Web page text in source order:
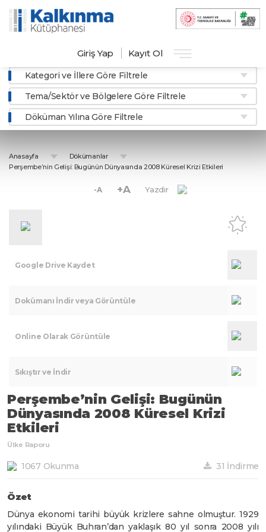
Giriş Yap Kayıt Ol
Kategori ve İllere Göre Filtrele
Tema/Sektör ve Bölgelere Göre Filtrele
Döküman Yılına Göre Filtrele
Anasayfa
Dökümanlar
Perşembe’nin Gelişi: Bugünün Dünyasında 2008 Küresel Krizi Etkileri
-A +A Yazdır
Google Drive Kaydet
Dokümanı İndir veya Görüntüle
Online Olarak Görüntüle
Sıkıştır ve İndir
Perşembe’nin Gelişi: Bugünün
Dünyasında 2008 Küresel Krizi
Etkileri
Ülke Raporu
1067 Okunma 31 İndirme
Özet
Dünya ekonomi tarihi büyük krizlere sahne olmuştur. 1929
yılındaki Büyük Buhran’dan yaklaşık 80 yıl sonra 2008 yılı